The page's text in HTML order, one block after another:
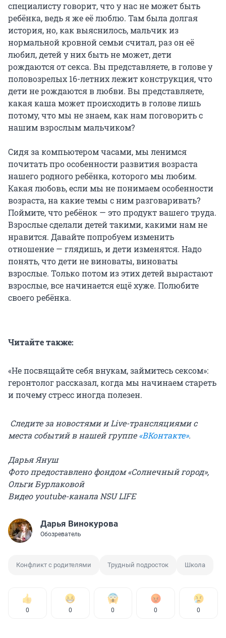
специалисту говорит, что у нас не может быть
ребёнка, ведь я же её люблю. Там была долгая
история, но, как выяснилось, мальчик из
нормальной кровной семьи считал, раз он её
любил, детей у них быть не может, дети
рождаются от секса. Вы представляете, в голове у
половозрелых 16-летних лежит конструкция, что
дети не рождаются в любви. Вы представляете,
какая каша может происходить в голове лишь
потому, что мы не знаем, как нам поговорить с
нашим взрослым мальчиком?
Сидя за компьютером часами, мы ленимся
почитать про особенности развития возраста
нашего родного ребёнка, которого мы любим.
Какая любовь, если мы не понимаем особенности
возраста, на какие темы с ним разговаривать?
Поймите, что ребёнок — это продукт вашего труда.
Взрослые сделали детей такими, какими нам не
нравится. Давайте попробуем изменить
отношение — глядишь, и дети изменятся. Надо
понять, что дети не виноваты, виноваты
взрослые. Только потом из этих детей вырастают
взрослые, все начинается ещё хуже. Полюбите
своего ребёнка.
Читайте также:
«Не посвящайте себя внукам, займитесь сексом»:
геронтолог рассказал, когда мы начинаем стареть
и почему стресс иногда полезен.
Следите за новостями и Live-трансляциями с
места событий в нашей группе«ВКонтакте».
Дарья Януш
Фото предоставлено фондом «Солнечный город»,
Ольги Бурлаковой
Видео youtube-канала NSU LIFE
Дарья Винокурова
Обозреватель
Конфликт с родителями Трудный подросток Школа
0 0 0 0 0